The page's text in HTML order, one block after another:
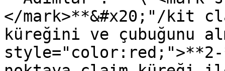
</mark>**&#x20;"/kit
küreğini ve çubuğunu
style="color:red;">**2-